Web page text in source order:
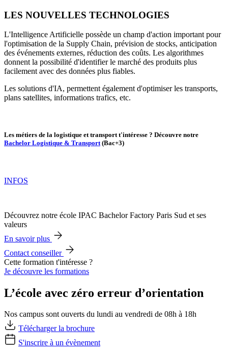
LES NOUVELLES TECHNOLOGIES
L'Intelligence Artificielle possède un champ d'action important pour
l'optimisation de la Supply Chain, prévision de stocks, anticipation
des événements externes, réduction des coûts. Les algorithmes
donnent la possibilité d'identifier le marché des produits plus
facilement avec des données plus fiables.
Les solutions d'IA, permettent également d'optimiser les transports,
plans satellites, informations trafics, etc.
Les métiers de la logistique et transport t'intéresse ? Découvre notre
Bachelor Logistique & Transport(Bac+3)
INFOS
Découvrez notre école IPAC Bachelor Factory Paris Sud et ses
valeurs
En savoir plus
Contact conseiller
Cette formation t'intéresse ?
Je découvre les formations
L’école avec zéro erreur d’orientation
Nos campus sont ouverts du lundi au vendredi de 08h à 18h
Télécharger la brochure
S'inscrire à un évènement